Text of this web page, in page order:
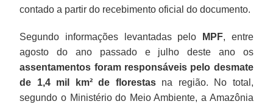
contado a partir do recebimento oficial do documento.
Segundo informações levantadas pelo MPF, entre
agosto do ano passado e julho deste ano os
assentamentos foram responsáveis pelo desmate
de 1,4 mil km² de florestasna região. No total,
segundo o Ministério do Meio Ambiente, a Amazônia